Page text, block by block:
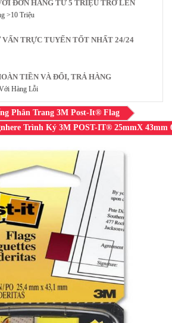
ĐƠN HÀNG TỪ 5 TRIỆU TRỞ LÊN
>10 Triệu
TRỰC TUYẾN TỐT NHẤT 24/24
TIỀN VÀ ĐỔI, TRẢ HÀNG
Hàng Lỗi
Phân Trang 3M Post-It® Flag
Trình Ký 3M POST-IT® 25mmX 43mm